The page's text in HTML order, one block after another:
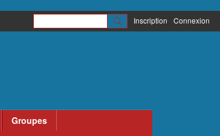
Inscription Connexion
Groupes